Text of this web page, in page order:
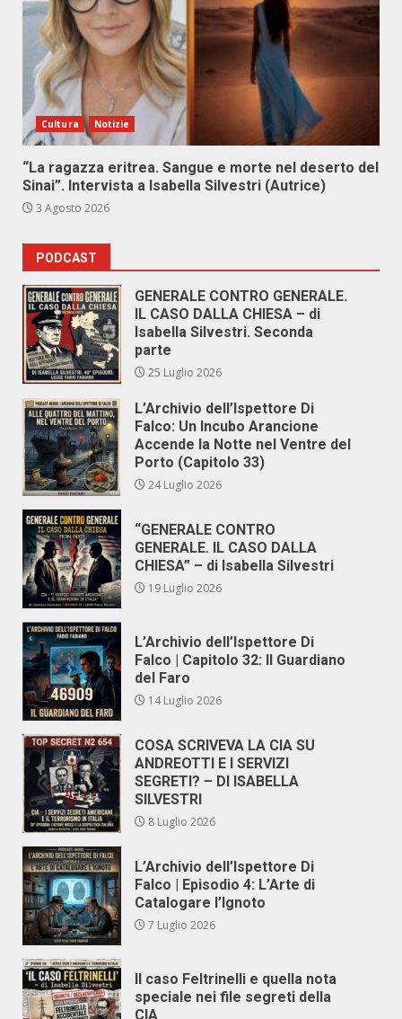
Cultura Notizie
“La ragazza eritrea. Sangue e morte nel deserto del
Sinai”. Intervista a Isabella Silvestri (Autrice)
3 Agosto 2026
PODCAST
GENERALE CONTRO GENERALE.
IL CASO DALLA CHIESA – di
Isabella Silvestri. Seconda
parte
25 Luglio 2026
L’Archivio dell’Ispettore Di
Falco: Un Incubo Arancione
Accende la Notte nel Ventre del
Porto (Capitolo 33)
24 Luglio 2026
“GENERALE CONTRO
GENERALE. IL CASO DALLA
CHIESA” – di Isabella Silvestri
19 Luglio 2026
L’Archivio dell’Ispettore Di
Falco | Capitolo 32: Il Guardiano
del Faro
14 Luglio 2026
COSA SCRIVEVA LA CIA SU
ANDREOTTI E I SERVIZI
SEGRETI? – DI ISABELLA
SILVESTRI
8 Luglio 2026
L’Archivio dell’Ispettore Di
Falco | Episodio 4: L’Arte di
Catalogare l’Ignoto
7 Luglio 2026
Il caso Feltrinelli e quella nota
speciale nei file segreti della
CIA